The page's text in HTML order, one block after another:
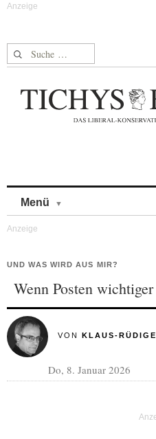
Suche nach:
Menü
UND WAS WIRD AUS MIR?
Wenn Posten
VON KLAUS-
Do, 8. Januar 2026